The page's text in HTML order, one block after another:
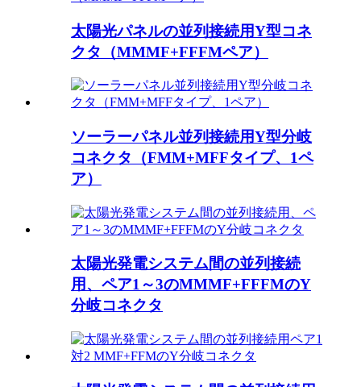
太陽光パネルの並列接続用Y型コネ
クタ（MMMF+FFFMペア）
ソーラーパネル並列接続用Y型分岐
コネクタ（FMM+MFFタイプ、1ペ
ア）
太陽光発電システム間の並列接続
用、ペア1～3のMMMF+FFFMのY
分岐コネクタ